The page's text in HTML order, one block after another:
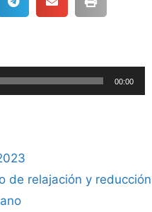
00:00
de relajación y reducción